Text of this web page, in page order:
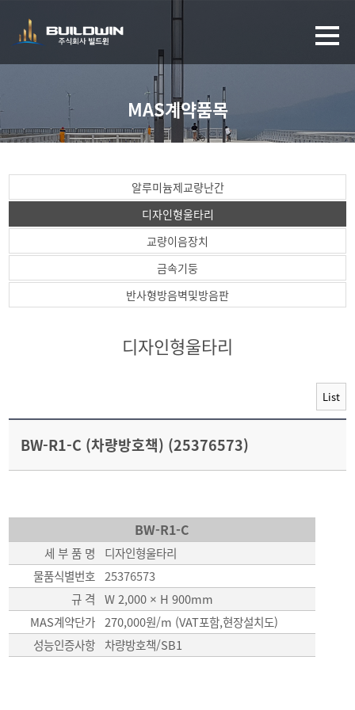
MAS계약품목
알루미늄제교량난간
디자인형울타리
교량이음장치
금속기둥
반사형방음벽및방음판
디자인형울타리
List
BW-R1-C (차량방호책) (25376573)
BW-R1-C
세 부 품 명
디자인형울타리
물품식별번호 25376573
규 격 W 2,000 × H 900mm
MAS계약단가 270,000원/m (VAT포함,현장설치도)
성능인증사항 차량방호책/SB1